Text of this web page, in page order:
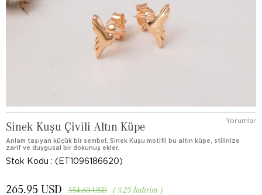
Sinek Kuşu Çivili Altın Küpe Yorumlar
Anlam taşıyan küçük bir sembol. Sinek Kuşu motifli bu altın küpe, stilinize
zarif ve duygusal bir dokunuş ekler.
Stok Kodu (ET1096186620)
%25 İndirim
354.60 USD
265.95 USD